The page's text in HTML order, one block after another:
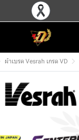
ผ้าเบรค Vesrah เกรด VD